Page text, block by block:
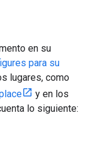
en su
para su
lugares, como
y en los
lo siguiente: